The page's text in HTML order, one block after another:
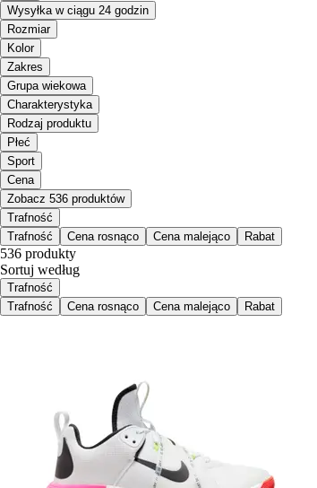
Wysyłka w ciągu 24 godzin
Rozmiar
Kolor
Zakres
Grupa wiekowa
Charakterystyka
Rodzaj produktu
Płeć
Sport
Cena
Zobacz 536 produktów
Trafność
Trafność
Cena rosnąco Cena malejąco Rabat
536 produkty
Sortuj według
Trafność
Trafność
Cena rosnąco Cena malejąco Rabat